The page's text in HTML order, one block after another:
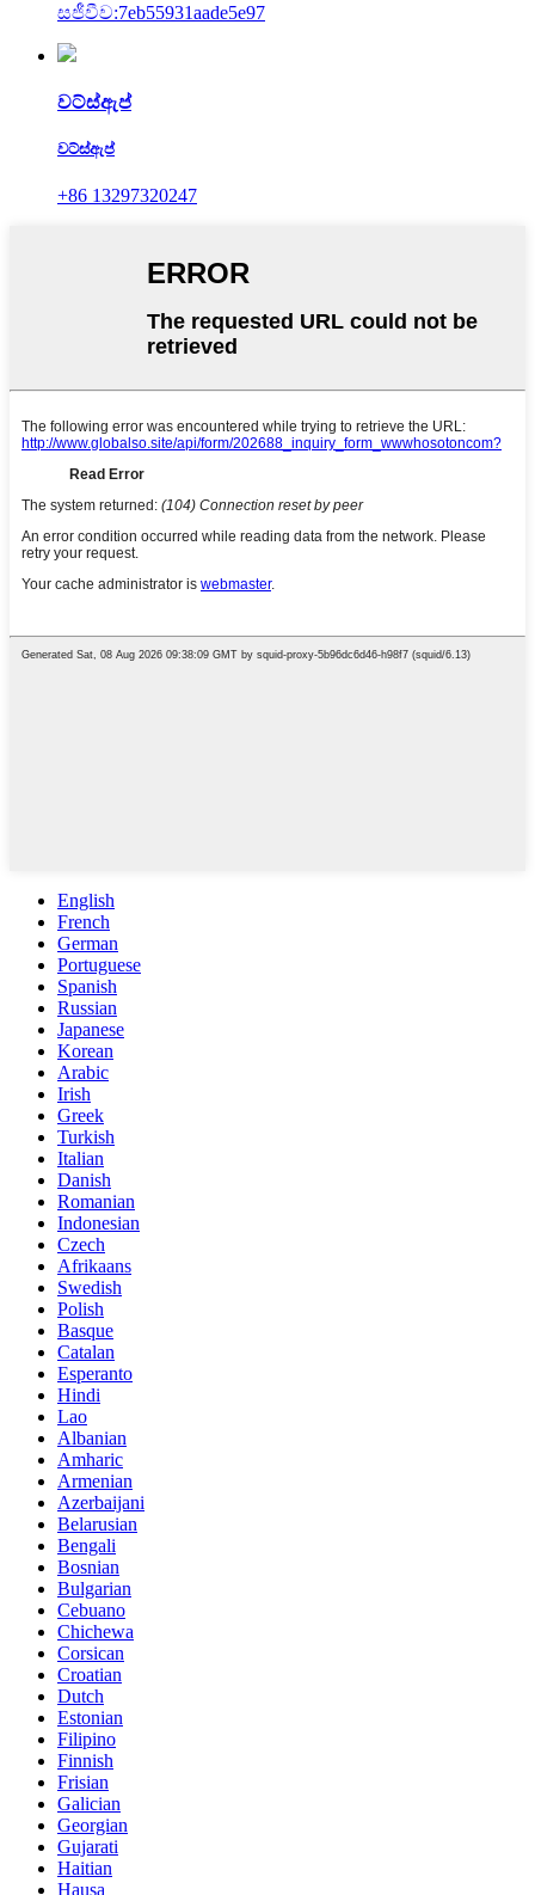
සජීවීව:7eb55931aade5e97
වට්ස්ඇප්
වට්ස්ඇප්
+86 13297320247
English
French
German
Portuguese
Spanish
Russian
Japanese
Korean
Arabic
Irish
Greek
Turkish
Italian
Danish
Romanian
Indonesian
Czech
Afrikaans
Swedish
Polish
Basque
Catalan
Esperanto
Hindi
Lao
Albanian
Amharic
Armenian
Azerbaijani
Belarusian
Bengali
Bosnian
Bulgarian
Cebuano
Chichewa
Corsican
Croatian
Dutch
Estonian
Filipino
Finnish
Frisian
Galician
Georgian
Gujarati
Haitian
Hausa